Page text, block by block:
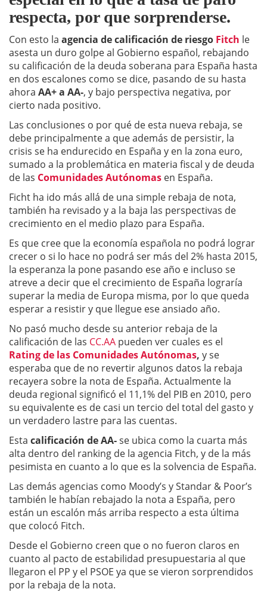
respecta, por que sorprenderse.
Con esto la agencia de calificación de riesgo Fitch le
asesta un duro golpe al Gobierno español, rebajando
su calificación de la deuda soberana para España hasta
en dos escalones como se dice, pasando de su hasta
ahora AA+ a AA-, y bajo perspectiva negativa, por
cierto nada positivo.
Las conclusiones o por qué de esta nueva rebaja, se
debe principalmente a que además de persistir, la
crisis se ha endurecido en España y en la zona euro,
sumado a la problemática en materia fiscal y de deuda
de las Comunidades Autónomas en España.
Ficht ha ido más allá de una simple rebaja de nota,
también ha revisado y a la baja las perspectivas de
crecimiento en el medio plazo para España.
Es que cree que la economía española no podrá lograr
crecer o si lo hace no podrá ser más del 2% hasta 2015,
la esperanza la pone pasando ese año e incluso se
atreve a decir que el crecimiento de España lograría
superar la media de Europa misma, por lo que queda
esperar a resistir y que llegue ese ansiado año.
No pasó mucho desde su anterior rebaja de la
calificación de las CC.AA pueden ver cuales es el
Rating de las Comunidades Autónomas, y se
esperaba que de no revertir algunos datos la rebaja
recayera sobre la nota de España. Actualmente la
deuda regional significó el 11,1% del PIB en 2010, pero
su equivalente es de casi un tercio del total del gasto y
un verdadero lastre para las cuentas.
Esta calificación de AA-se ubica como la cuarta más
alta dentro del ranking de la agencia Fitch, y de la más
pesimista en cuanto a lo que es la solvencia de España.
Las demás agencias como Moody’s y Standar & Poor’s
también le habían rebajado la nota a España, pero
están un escalón más arriba respecto a esta última
que colocó Fitch.
Desde el Gobierno creen que o no fueron claros en
cuanto al pacto de estabilidad presupuestaria al que
llegaron el PP y el PSOE ya que se vieron sorprendidos
por la rebaja de la nota.